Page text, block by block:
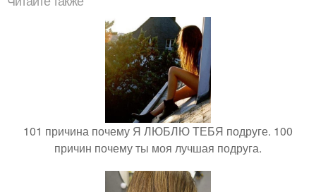
101 причина почему Я ЛЮБЛЮ ТЕБЯ подруге. 100
причин почему ты моя лучшая подруга.